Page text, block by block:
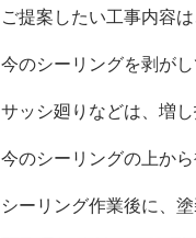
ご提案したい工事内容
今のシーリングを剥が
サッシ廻りなどは、増し
今のシーリングの上から
シーリング作業後に、塗